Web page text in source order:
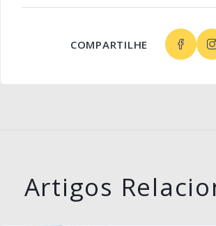
COMPARTILHE
Artigos